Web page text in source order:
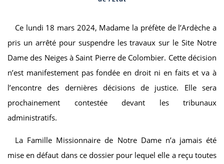
Ce lundi 18 mars 2024, Madame la préfète de l’Ardèche a
pris un arrêté pour suspendre les travaux sur le Site Notre
Dame des Neiges à Saint Pierre de Colombier. Cette décision
n’est manifestement pas fondée en droit ni en faits et va à
l’encontre des dernières décisions de justice. Elle sera
prochainement contestée devant les tribunaux
administratifs.
La Famille Missionnaire de Notre Dame n’a jamais été
mise en défaut dans ce dossier pour lequel elle a reçu toutes